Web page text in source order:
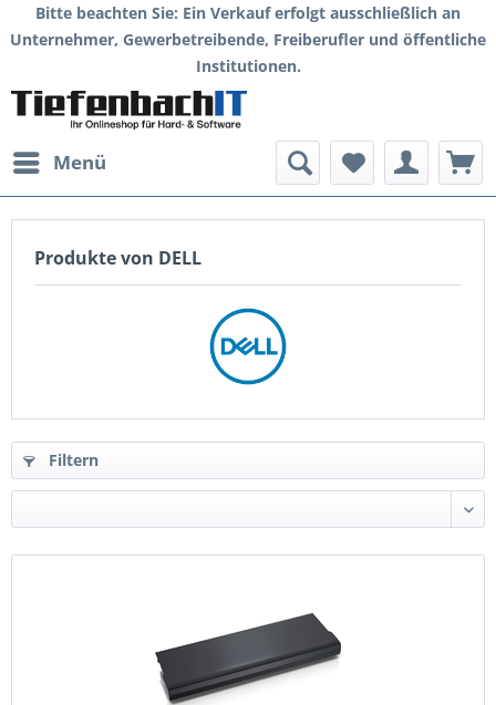
Bitte beachten Sie: Ein Verkauf erfolgt ausschließlich an
Unternehmer, Gewerbetreibende, Freiberufler und öffentliche
Institutionen.
Menü
Produkte von DELL
Filtern